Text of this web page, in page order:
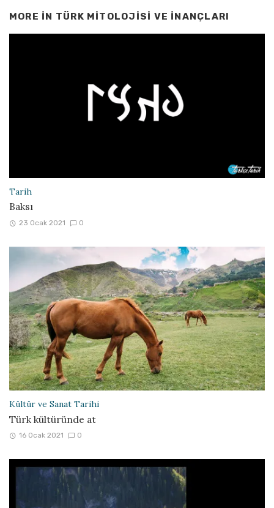
MORE IN TÜRK MITOLOJISI VE İNANÇLARI
Tarih
Baksı
23 Ocak 2021 0
Kültür ve Sanat Tarihi
Türk kültüründe at
16 Ocak 2021 0